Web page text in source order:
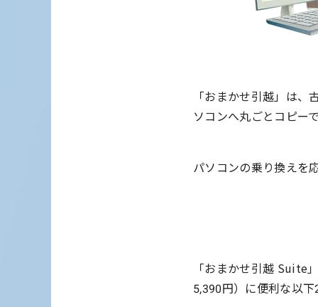
「おまかせ引越」は
ソコンへ丸ごとコピー
パソコンの乗り換えを
「おまかせ引越 Suite
5,390円）に便利な以